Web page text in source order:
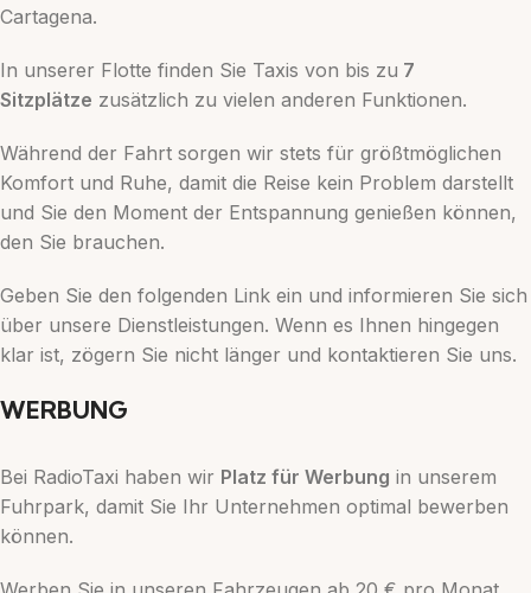
Cartagena.
In unserer Flotte finden Sie Taxis von bis zu 7
Sitzplätze zusätzlich zu vielen anderen Funktionen.
Während der Fahrt sorgen wir stets für größtmöglichen
Komfort und Ruhe, damit die Reise kein Problem darstellt
und Sie den Moment der Entspannung genießen können,
den Sie brauchen.
Geben Sie den folgenden Link ein und informieren Sie sich
über unsere Dienstleistungen. Wenn es Ihnen hingegen
klar ist, zögern Sie nicht länger und kontaktieren Sie uns.
WERBUNG
Bei RadioTaxi haben wir Platz für Werbung in unserem
Fuhrpark, damit Sie Ihr Unternehmen optimal bewerben
können.